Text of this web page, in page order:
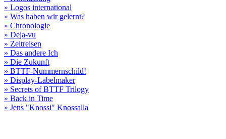
» Logos international
» Was haben wir gelernt?
» Chronologie
» Deja-vu
» Zeitreisen
» Das andere Ich
» Die Zukunft
» BTTF-Nummernschild!
» Display-Labelmaker
» Secrets of BTTF Trilogy
» Back in Time
» Jens "Knossi" Knossalla